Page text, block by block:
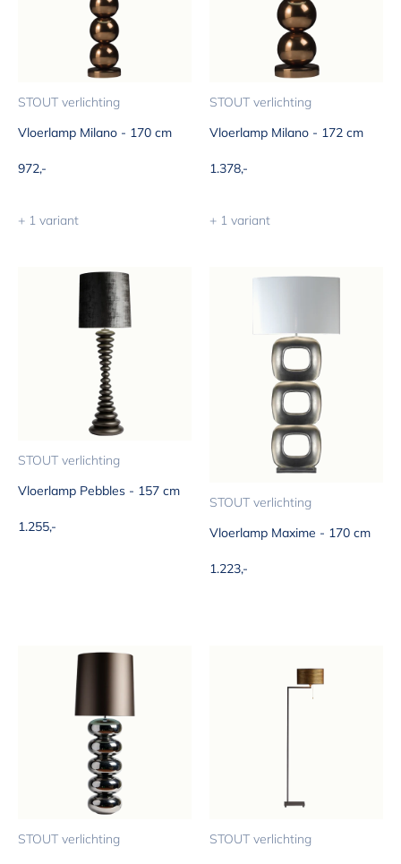
STOUT verlichting
Vloerlamp Milano - 170 cm
Aanbiedingsprijs
972,-
+ 1 variant
STOUT verlichting
Vloerlamp Milano - 172 cm
Aanbiedingsprijs
1.378,-
+ 1 variant
STOUT verlichting
Vloerlamp Pebbles - 157 cm
Aanbiedingsprijs
1.255,-
STOUT verlichting
Vloerlamp Maxime - 170 cm
Aanbiedingsprijs
1.223,-
STOUT verlichting
STOUT verlichting